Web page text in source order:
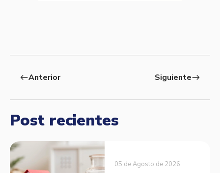
westAnterior Siguienteeast
Post recientes
05 de Agosto de 2026